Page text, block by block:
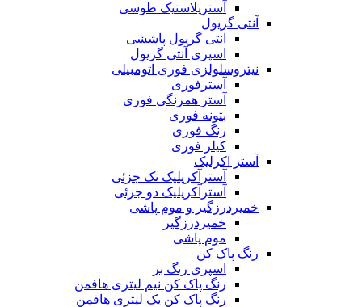
آسترپلاستیک طوسی
آنتی گریول
انتی گریول پاششی
اسپری آنتی گریول
نیتروسلولزی فوری اتومبیلی
آسترفوری
آستر همرنگی فوری
بتونه فوری
رنگ فوری
کیلر فوری
آستر اکرلیک
آسترآکریلیک تک جزئی
آسترآکریلیک دو جزئی
خمیردرزگیر و موم پاشی
خمیردرزگیر
موم پاشی
رنگ پاک کن
اسپری رنگ بر
رنگ پاک کن نیم لیتری هافمن
رنگ پاک کن یک لیتری هافمن